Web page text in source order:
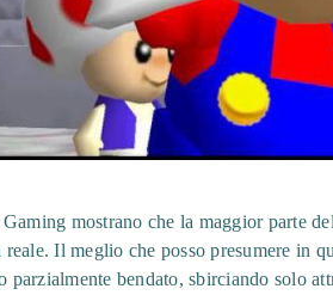
mostrano che la maggior parte
Il meglio che posso presumere in
bendato, sbirciando solo